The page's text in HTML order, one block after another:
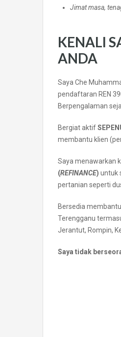
Jimat masa,
KENALI
ANDA
Saya Che
pendaftaran REN
Berpengalaman
Bergiat aktif
membantu klien
Saya menawarkan
(REFINANCE) untuk
pertanian seperti
Bersedia
Terengganu
Jerantut, Rompin,
Saya tidak